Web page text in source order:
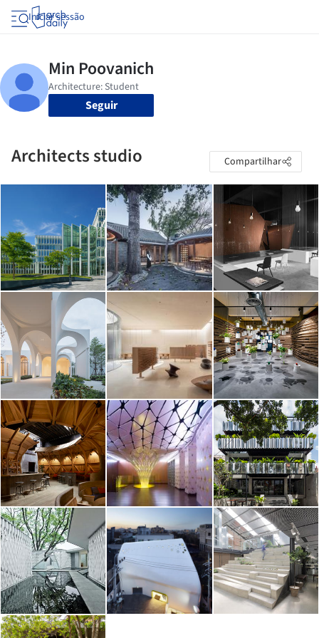
Iniciar sessão
Seguir
Architects studio Compartilhar